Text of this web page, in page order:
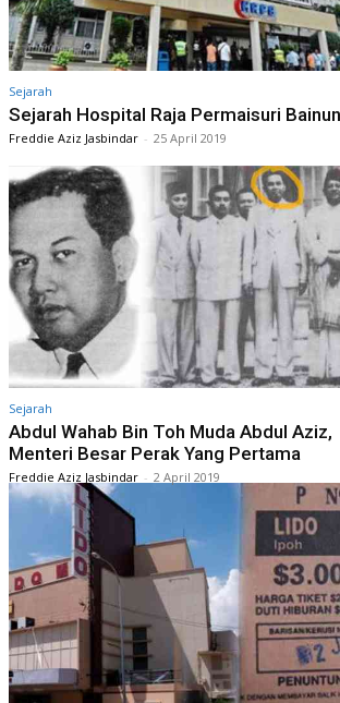
Sejarah
Sejarah Hospital Raja Permaisuri Bainun
Freddie Aziz Jasbindar - 25 April 2019
Sejarah
Abdul Wahab Bin Toh Muda Abdul Aziz,
Menteri Besar Perak Yang Pertama
Freddie Aziz Jasbindar - 2 April 2019